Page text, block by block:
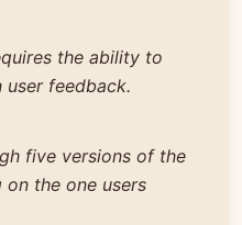
the ability to
feedback.
five versions of the
the one users